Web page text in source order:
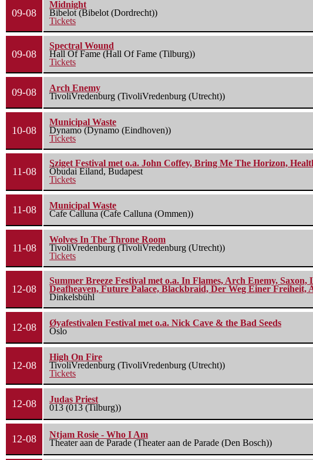
09-08
Midnight
Bibelot (Bibelot (Dordrecht))
Tickets
09-08
Spectral Wound
Hall Of Fame (Hall Of Fame (Tilburg))
Tickets
09-08
Arch Enemy
TivoliVredenburg (TivoliVredenburg (Utrecht))
10-08
Municipal Waste
Dynamo (Dynamo (Eindhoven))
Tickets
11-08
Sziget Festival met o.a. John Coffey, Bring Me The Horizon,
Óbudai Eiland, Budapest
Tickets
11-08
Municipal Waste
Cafe Calluna (Cafe Calluna (Ommen))
11-08
Wolves In The Throne Room
TivoliVredenburg (TivoliVredenburg (Utrecht))
Tickets
12-08
Summer Breeze Festival met o.a. In Flames, Arch Enemy,
Deafheaven, Future Palace, Blackbraid, Der Weg Einer
Dinkelsbühl
12-08
Øyafestivalen Festival met o.a. Nick Cave & the Bad Seeds
Oslo
12-08
High On Fire
TivoliVredenburg (TivoliVredenburg (Utrecht))
Tickets
12-08
Judas Priest
013 (013 (Tilburg))
12-08
Ntjam Rosie - Who I Am
Theater aan de Parade (Theater aan de Parade (Den Bosch))